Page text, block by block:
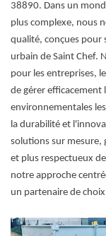
38890. Dans un
plus complexe, nous
qualité, conçues
urbain de Saint Chef.
pour les entreprises,
de gérer efficacement
environnementales
la durabilité et
solutions sur mesure,
et plus respectueux
notre approche
un partenaire de